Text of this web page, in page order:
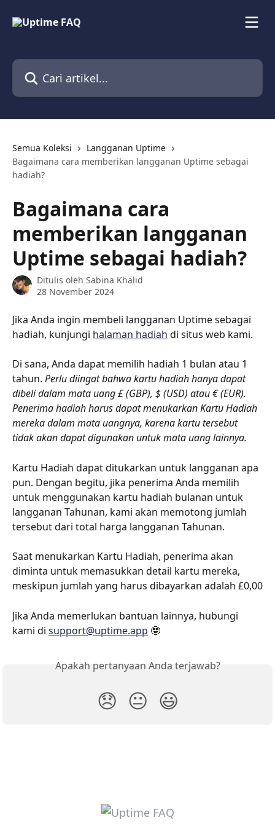
Cari artikel...
Semua Koleksi
Langganan Uptime
Bagaimana cara memberikan langganan Uptime sebagai
hadiah?
Bagaimana cara
memberikan langganan
Uptime sebagai hadiah?
Ditulis oleh Sabina Khalid
28 November 2024
Jika Anda ingin membeli langganan Uptime sebagai
hadiah, kunjungi halaman hadiah di situs web kami.
Di sana, Anda dapat memilih hadiah 1 bulan atau 1
tahun. Perlu diingat bahwa kartu hadiah hanya dapat
dibeli dalam mata uang £ (GBP), $ (USD) atau € (EUR).
Penerima hadiah harus dapat menukarkan Kartu Hadiah
mereka dalam mata uangnya, karena kartu tersebut
tidak akan dapat digunakan untuk mata uang lainnya.
Kartu Hadiah dapat ditukarkan untuk langganan apa
pun. Dengan begitu, jika penerima Anda memilih
untuk menggunakan kartu hadiah bulanan untuk
langganan Tahunan, kami akan memotong jumlah
tersebut dari total harga langganan Tahunan.
Saat menukarkan Kartu Hadiah, penerima akan
diminta untuk memasukkan detail kartu mereka,
meskipun jumlah yang harus dibayarkan adalah £0,00
Jika Anda memerlukan bantuan lainnya, hubungi
kami di support@uptime.app 🤓
Apakah pertanyaan Anda terjawab?
😞 😐 😃